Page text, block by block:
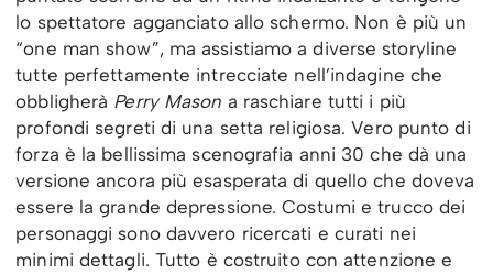
lo spettatore agganciato allo schermo. Non è più un
“one man show”, ma assistiamo a diverse storyline
tutte perfettamente intrecciate nell’indagine che
obbligherà Perry Mason a raschiare tutti i più
profondi segreti di una setta religiosa. Vero punto di
forza è la bellissima scenografia anni 30 che dà una
versione ancora più esasperata di quello che doveva
essere la grande depressione. Costumi e trucco dei
personaggi sono davvero ricercati e curati nei
minimi dettagli. Tutto è costruito con attenzione e